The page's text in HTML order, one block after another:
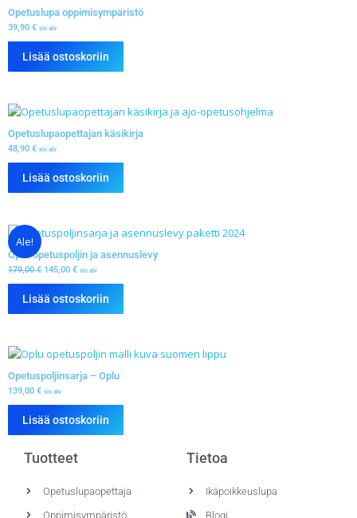
Opetuslupa oppimisympäristö
39,90 € sis alv
Lisää ostoskoriin
Opetuslupaopettajan käsikirja
48,90 € sis alv
Lisää ostoskoriin
Ale!
Oplu-opetuspoljin ja asennuslevy
179,00€ 145,00 € sis alv
Lisää ostoskoriin
Opetuspoljinsarja – Oplu
139,00 € sis alv
Lisää ostoskoriin
Tuotteet
Opetuslupaopettaja
Oppimisympäristö
Tietoa
Ikäpoikkeuslupa
Blogi